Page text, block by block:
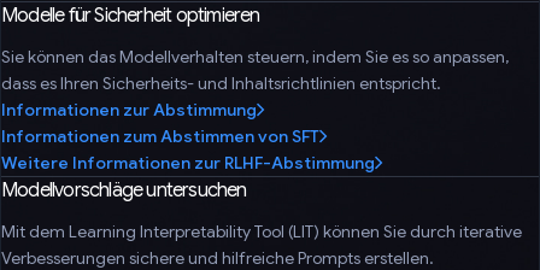
Modelle für Sicherheit optimieren
Sie können das Modellverhalten steuern, indem Sie es so anpassen,
dass es Ihren Sicherheits- und Inhaltsrichtlinien entspricht.
Informationen zur Abstimmung
Informationen zum Abstimmen von SFT
Weitere Informationen zur RLHF-Abstimmung
Modellvorschläge untersuchen
Mit dem Learning Interpretability Tool (LIT) können Sie durch iterative
Verbesserungen sichere und hilfreiche Prompts erstellen.